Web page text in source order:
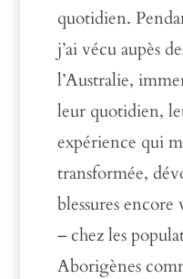
quotidien.
j’ai vécu aupès
l’Australie,
leur quotidien,
expérience qui
transformée,
blessures
– chez les
Aborigènes